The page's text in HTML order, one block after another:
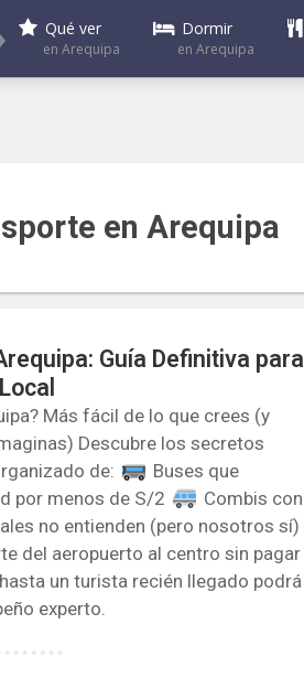
Qué ver
en Arequipa
Dormir
en Arequipa
en Arequipa
Guía Definitiva para
Más fácil de lo que crees (y
Descubre los secretos
de:
Buses que
por menos de S/2
Combis con
no entienden (pero nosotros sí)
del aeropuerto al centro sin pagar
un turista recién llegado podrá
experto.